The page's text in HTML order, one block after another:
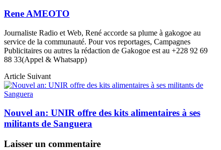
Rene AMEOTO
Journaliste Radio et Web, René accorde sa plume à gakogoe au
service de la communauté. Pour vos reportages, Campagnes
Publicitaires ou autres la rédaction de Gakogoe est au +228 92 69
88 33(Appel & Whatsapp)
Article Suivant
Nouvel an: UNIR offre des kits alimentaires à ses
militants de Sanguera
Laisser un commentaire